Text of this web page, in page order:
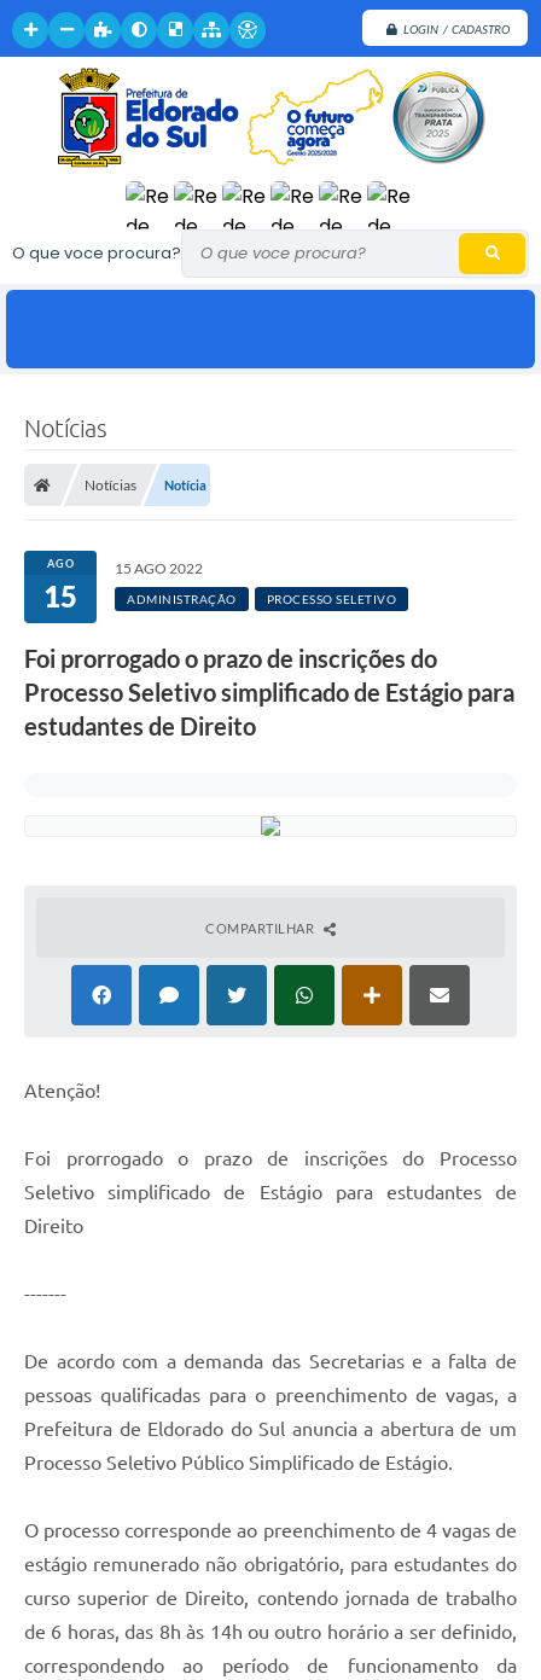
LOGIN / CADASTRO
O que voce procura?
Notícias
Notícias Notícia
AGO
15
15 AGO 2022
ADMINISTRAÇÃO PROCESSO SELETIVO
Foi prorrogado o prazo de inscrições do
Processo Seletivo simplificado de Estágio para
estudantes de Direito
COMPARTILHAR
Atenção!
Foi prorrogado o prazo de inscrições do Processo
Seletivo simplificado de Estágio para estudantes de
Direito
-------
De acordo com a demanda das Secretarias e a falta de
pessoas qualificadas para o preenchimento de vagas, a
Prefeitura de Eldorado do Sul anuncia a abertura de um
Processo Seletivo Público Simplificado de Estágio.
O processo corresponde ao preenchimento de 4 vagas de
estágio remunerado não obrigatório, para estudantes do
curso superior de Direito, contendo jornada de trabalho
de 6 horas, das 8h às 14h ou outro horário a ser definido,
correspondendo ao período de funcionamento da